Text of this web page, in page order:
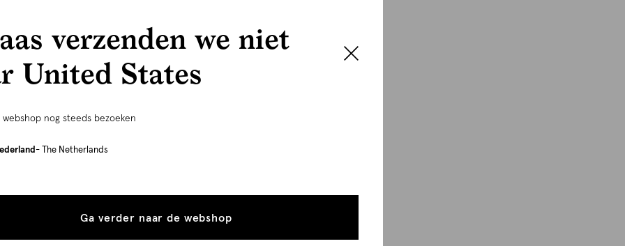
verzenden we niet
United States
nog steeds bezoeken
- The Netherlands
Ga verder naar de webshop